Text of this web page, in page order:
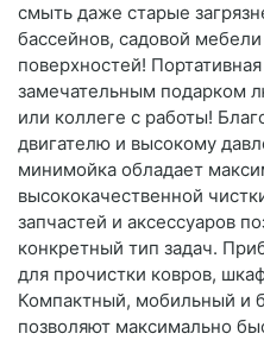
смыть даже старые
бассейнов, садовой
поверхностей!
замечательным подарком
или коллеге с работы!
двигателю и высокому
минимойка обладает
высококачественной
запчастей и аксессуаров
конкретный тип задач.
для прочистки ковров,
Компактный, мобильный и
позволяют максимально